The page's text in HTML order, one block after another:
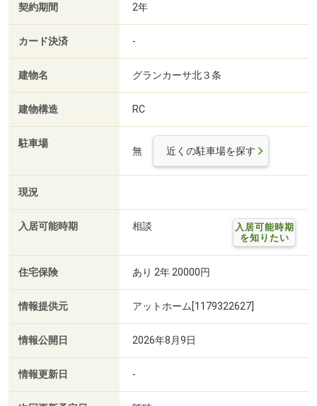
契約期間 2年
カード決済 -
建物名 グランカーサ北３条
建物構造 RC
駐車場
無 近くの駐車場を探す
現況
入居可能時期 相談
入居可能時期
を知りたい
住宅保険 あり 2年 20000円
情報提供元 アットホーム[1179322627]
情報公開日 2026年8月9日
情報更新日 -